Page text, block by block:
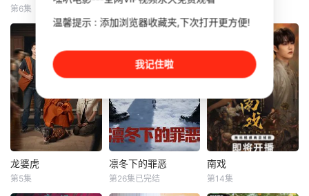
药，一直陪在她身
边。而后，她又阴
差阳错先后与情场
高手老
夫开始扭曲她的认
知，安娜与一位忠
何洛洛
本剧改编自含胭的
同名小说，讲述了
邻家女孩庞倩（苏
晓彤 饰）与童年时
因一场意外落下身
体残缺的少年顾铭
夕（何洛洛 饰）的
成长印记与深深联
结。两人在命运波
折中相互救赎、彼
第6集
姜贞羽
赵一博
改编自快看漫画作
者嗷小泽的独家连
载漫画《吾凰在
于雯
王艺哲
五个相互独立，又
彼此呼应的故事
——用一场精心策
划的“夏令营”完成
复仇的受害者；临
终前与遗憾和解的
“无用之人”；共享
同一具躯体的人格
“刮刮乐”；病床前
不离不弃的“紧急联
龙婆虎
龙婆虎
第5集
凛冬下的罪恶
凛冬下的罪恶
第26集已完结
南戏
南戏
第14集
温馨提示 : 添加浏览器收藏夹,下次打开更方便!
我记住啦